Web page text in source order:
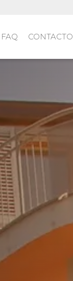
FAQ CONTACTO